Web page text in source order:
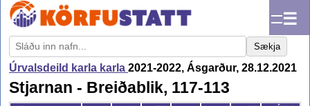
☰
Sækja
Úrvalsdeild karla karla 2021-2022, Ásgarður, 28.12.2021
Stjarnan - Breiðablik, 117-113